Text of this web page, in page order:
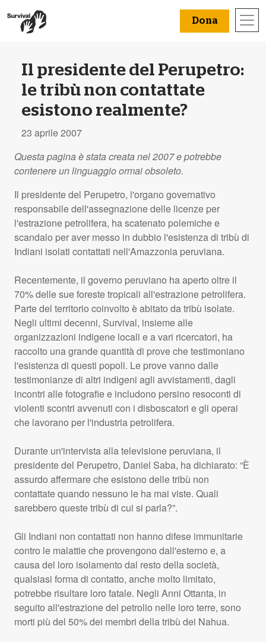
Dona
Il presidente del Perupetro:
le tribù non contattate
esistono realmente?
23 aprile 2007
Questa pagina è stata creata nel 2007 e potrebbe
contenere un linguaggio ormai obsoleto.
Il presidente del Perupetro, l'organo governativo
responsabile dell'assegnazione delle licenze per
l'estrazione petrolifera, ha scatenato polemiche e
scandalo per aver messo in dubbio l'esistenza di tribù di
Indiani isolati contattati nell'Amazzonia peruviana.
Recentemente, il governo peruviano ha aperto oltre il
70% delle sue foreste tropicali all'estrazione petrolifera.
Parte del territorio coinvolto è abitato da tribù isolate.
Negli ultimi decenni, Survival, insieme alle
organizzazioni indigene locali e a vari ricercatori, ha
raccolto una grande quantità di prove che testimoniano
l'esistenza di questi popoli. Le prove vanno dalle
testimonianze di altri indigeni agli avvistamenti, dagli
incontri alle fotografie e includono persino resoconti di
violenti scontri avvenuti con i disboscatori e gli operai
che lavorano per l'industria petrolifera.
Durante un'intervista alla televisione peruviana, il
presidente del Perupetro, Daniel Saba, ha dichiarato: “È
assurdo affermare che esistono delle tribù non
contattate quando nessuno le ha mai viste. Quali
sarebbero queste tribù di cui si parla?”.
Gli Indiani non contattati non hanno difese immunitarie
contro le malattie che provengono dall'esterno e, a
causa del loro isolamento dal resto della società,
qualsiasi forma di contatto, anche molto limitato,
potrebbe risultare loro fatale. Negli Anni Ottanta, in
seguito all'estrazione del petrolio nelle loro terre, sono
morti più del 50% dei membri della tribù dei Nahua.